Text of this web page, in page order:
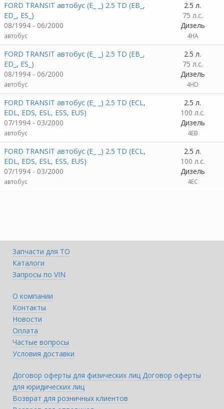
FORD TRANSIT автобус (E_ _) 2.5 TD (EB_,
ED_, ES_)
08/1994 - 06/2000
автобус
2.5 л.
75 л.с.
Дизель
4HA
FORD TRANSIT автобус (E_ _) 2.5 TD (EB_,
ED_, ES_)
08/1994 - 06/2000
автобус
2.5 л.
75 л.с.
Дизель
4HD
FORD TRANSIT автобус (E_ _) 2.5 TD (ECL,
EDL, EDS, ESL, ESS, EUS)
07/1994 - 03/2000
автобус
2.5 л.
100 л.с.
Дизель
4EB
FORD TRANSIT автобус (E_ _) 2.5 TD (ECL,
EDL, EDS, ESL, ESS, EUS)
07/1994 - 03/2000
автобус
2.5 л.
100 л.с.
Дизель
4EC
Запчасти для ТО
Каталоги
Запросы по VIN
О компании
Контакты
Новости
Оплата
Частые вопросы
Условия доставки
Договор оферты для физических лиц Договор оферты
для юридических лиц
Возврат для розничных клиентов